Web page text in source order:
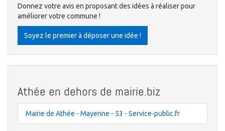
Donnez votre avis en proposant des idées à réaliser pour
améliorer votre commune !
Soyez le premier à déposer une idée !
Athée en dehors de mairie.biz
Mairie de Athée - Mayenne - 53 - Service-public.fr